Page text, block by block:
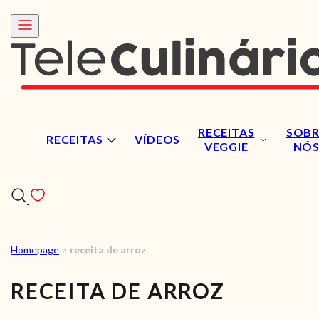
RECEITAS VÍDEOS
RECEITAS
VEGGIE
NÓS
VÍDEOS
Homepage > receita de arroz
RECEITA DE ARROZ